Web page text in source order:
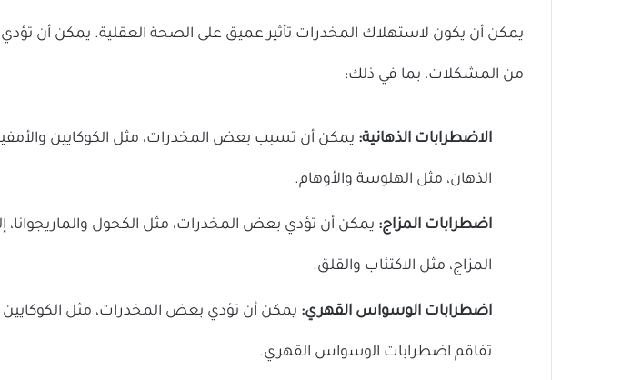
يمكن أن يكون لاستهلاك المخدرات تأثير عميق على الصحة العقلية. يمكن أن
من المشكلات، بما في ذلك:
الاضطرابات الذهانية: يمكن أن تسبب بعض المخدرات، مثل الكوكايين
الذهان، مثل الهلوسة والأوهام.
اضطرابات المزاج: يمكن أن تؤدي بعض المخدرات، مثل الكحول والماريجوانا،
المزاج، مثل الاكتئاب والقلق.
اضطرابات الوسواس القهري: يمكن أن تؤدي بعض المخدرات، مثل الكوكايين
تفاقم اضطرابات الوسواس القهري.